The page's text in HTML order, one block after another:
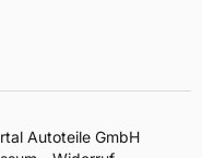
Autoteile GmbH